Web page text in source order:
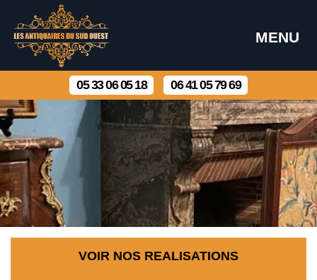
MENU
05 33 06 05 18 06 41 05 79 69
VOIR NOS REALISATIONS